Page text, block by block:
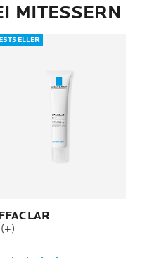
MITESSERN